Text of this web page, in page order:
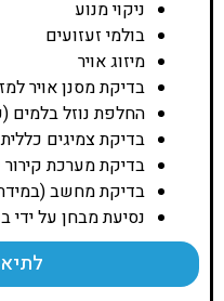
ניקוי מנוע
בולמי זעזועים
מיזוג אויר
בדיקת מסנן אויר
החלפת נוזל בלמים
בדיקת צמיגים
בדיקת מערכת קירור
בדיקת מחשב
נסיעת מבחן על ידי